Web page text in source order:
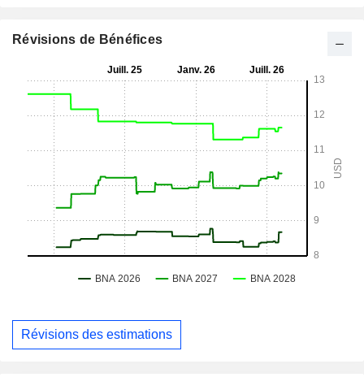
Révisions de Bénéfices
Révisions des estimations